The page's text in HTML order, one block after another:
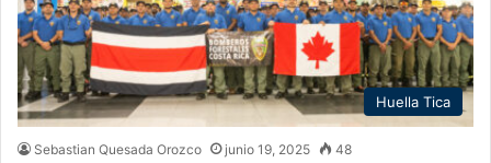
Huella Tica
Sebastian Quesada Orozco junio 19, 2025 48